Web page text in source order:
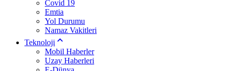
Covid 19
Emtia
Yol Durumu
Namaz Vakitleri
Teknoloji
Mobil Haberler
Uzay Haberleri